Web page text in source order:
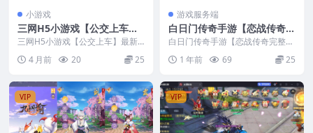
小游戏
三网H5小游戏【公交上车】
最新整理Linux手工服务端
+安卓
三网H5小游戏【公交上车】最新
4 月前 20 25
游戏服务端
白日门传奇手游【恋战传奇完
整版】最新整理Win系服务端
+前后端全套源码+管理后台
+安卓+视频教程
白日门传奇手游【恋战传奇完整
版】最新整理Win系服务端+前后
端全套源码+管理后台...
1 年前 69 25
VIP VIP